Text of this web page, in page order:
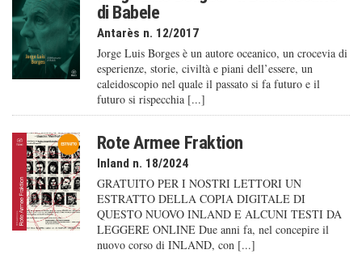
di Babele
Antarès n. 12/2017
Jorge Luis Borges è un autore oceanico, un crocevia di
esperienze, storie, civiltà e piani dell’essere, un
caleido­scopio nel quale il passato si fa futuro e il
futuro si rispecchia [...]
Rote Armee Fraktion
Inland n. 18/2024
GRATUITO PER I NOSTRI LETTORI UN
ESTRATTO DELLA COPIA DIGITALE DI
QUESTO NUOVO INLAND E ALCUNI TESTI DA
LEGGERE ONLINE Due anni fa, nel concepire il
nuovo corso di INLAND, con [...]